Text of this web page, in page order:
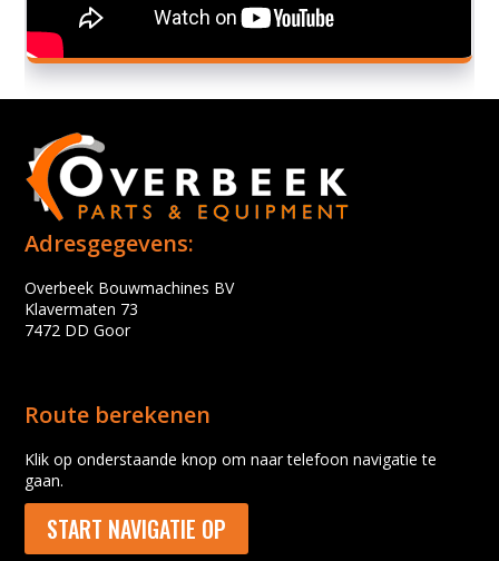
Adresgegevens:
Overbeek Bouwmachines BV
Klavermaten 73
7472 DD Goor
Route berekenen
Klik op onderstaande knop om naar telefoon navigatie te
gaan.
START NAVIGATIE OP